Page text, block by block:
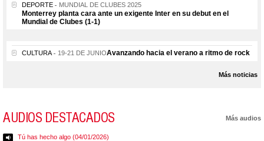
DEPORTE MUNDIAL DE CLUBES 2025
Monterrey planta cara ante un exigente Inter en su debut en el
Mundial de Clubes (1-1)
CULTURA 19-21 DE JUNIOAvanzando hacia el verano a ritmo de rock
Más noticias
AUDIOS DESTACADOS Más audios
Tú has hecho algo (04/01/2026)